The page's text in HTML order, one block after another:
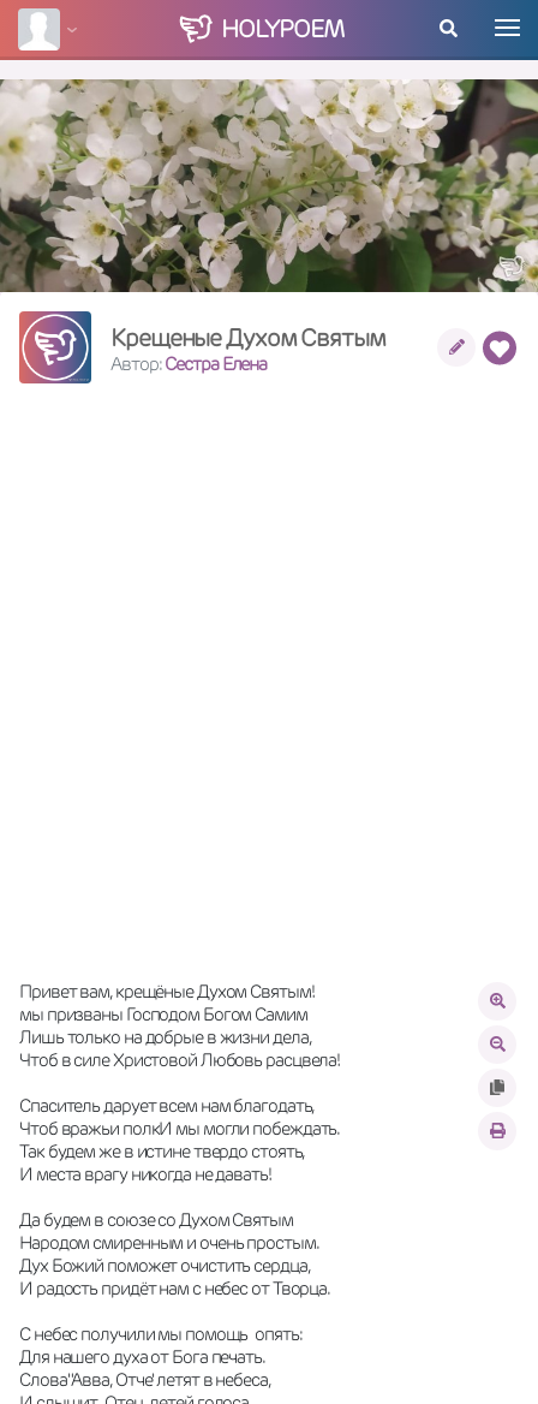
HOLYPOEM
Крещеные Духом Святым
Автор:Сестра Елена
Привет вам, крещёные Духом Святым!
мы призваны Господом Богом Самим
Лишь только на добрые в жизни дела,
Чтоб в силе Христовой Любовь расцвела!
Спаситель дарует всем нам благодать,
Чтоб вражьи полкИ мы могли побеждать.
Так будем же в истине твердо стоять,
И места врагу никогда не давать!
Да будем в союзе со Духом Святым
Народом смиренным и очень простым.
Дух Божий поможет очистить сердца,
И радость придёт нам с небес от Творца.
С небес получили мы помощь  опять:
Для нашего духа от Бога печать.
Слова"Авва, Отче' летят в небеса,